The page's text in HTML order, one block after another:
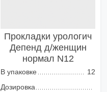
Прокладки урологич
Депенд д/женщин
нормал N12
В упаковке
12
Дозировка